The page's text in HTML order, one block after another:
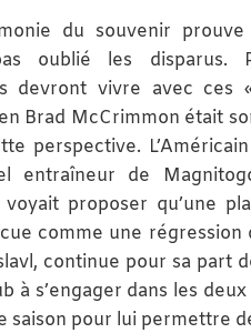
du souvenir
oublié les disparus.
devront vivre avec ces
Brad McCrimmon était
perspective.
entraîneur de
proposer qu’une
comme une
continue pour sa part
à s’engager dans les
saison pour lui permettre